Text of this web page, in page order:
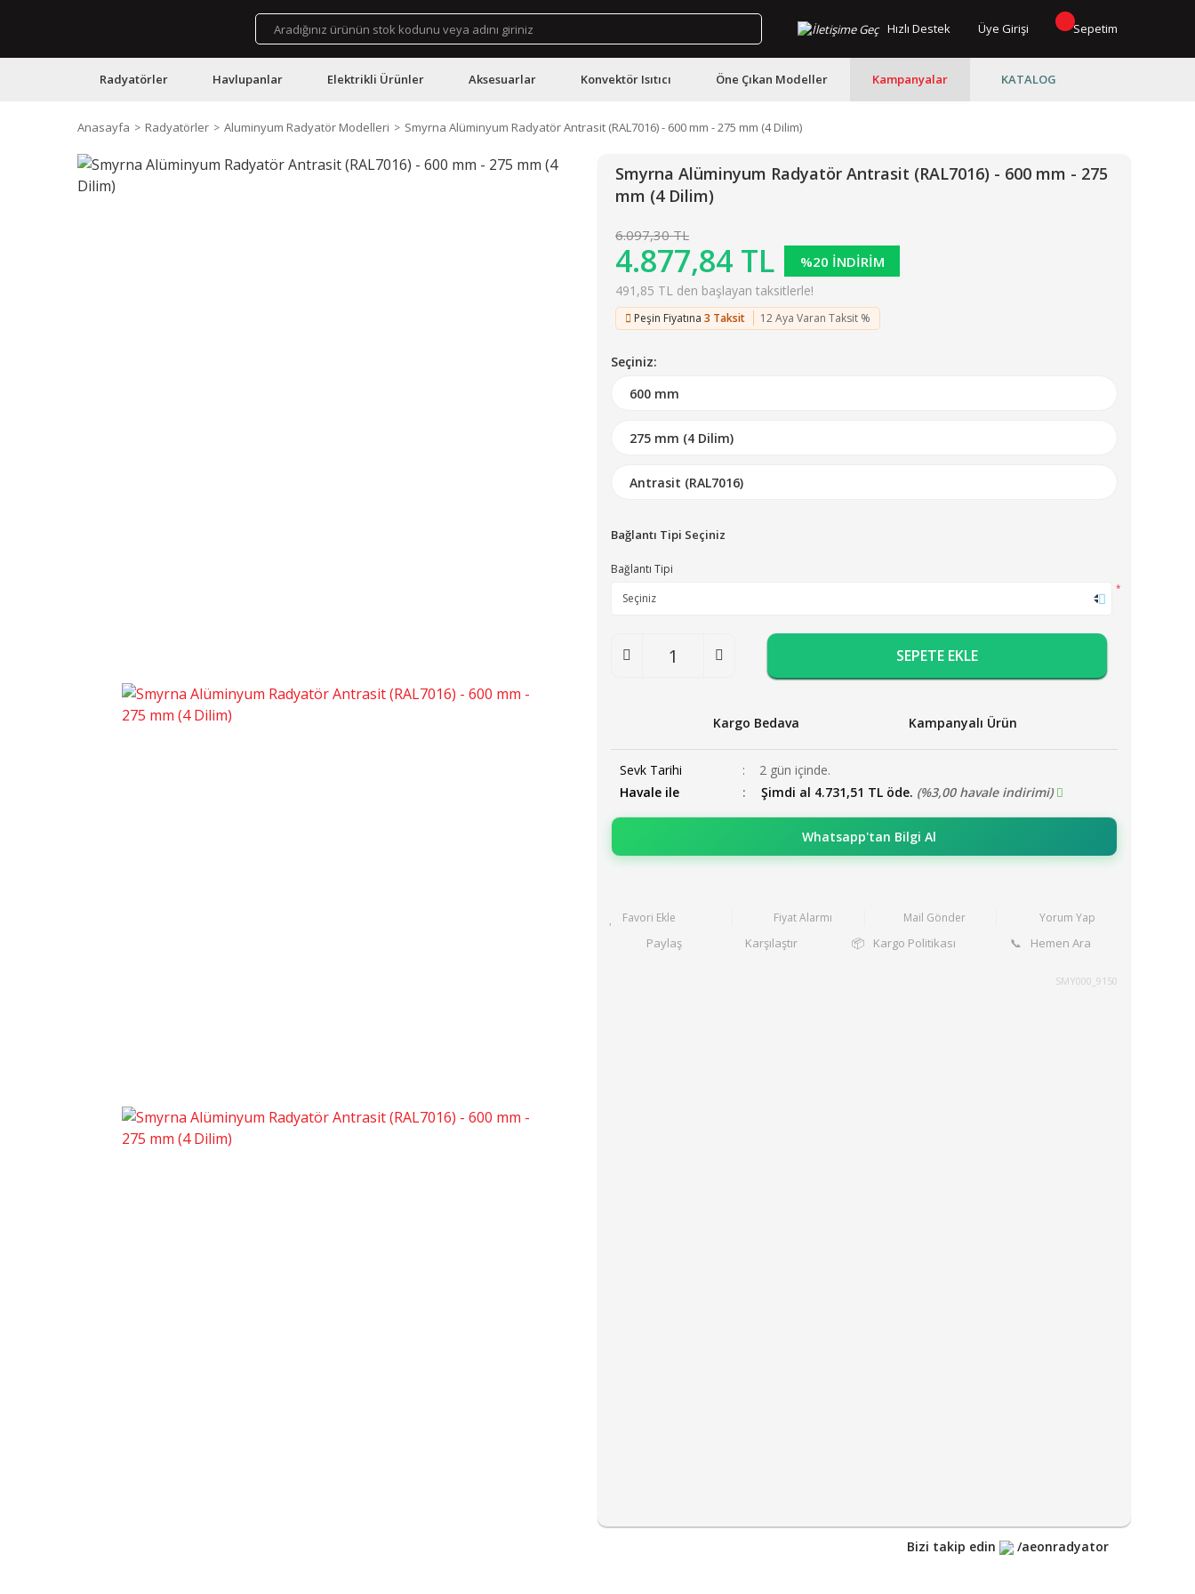
Hızlı Destek Üye Girişi Sepetim
Radyatörler Havlupanlar Elektrikli Ürünler Aksesuarlar Konvektör Isıtıcı Öne Çıkan Modeller Kampanyalar KATALOG
Anasayfa Radyatörler Aluminyum Radyatör Modelleri Smyrna Alüminyum Radyatör Antrasit (RAL7016) - 600 mm - 275 mm (4 Dilim)
Smyrna Alüminyum Radyatör Antrasit (RAL7016) - 600 mm - 275
mm (4 Dilim)
6.097,30 TL
4.877,84 TL %20 İNDİRİM
491,85 TL den başlayan taksitlerle!
Peşin Fiyatına 3 Taksit 12 Aya Varan Taksit %
Seçiniz:
Bağlantı Tipi Seçiniz
Bağlantı Tipi
*
SEPETE EKLE
Kargo Bedava Kampanyalı Ürün
Sevk Tarihi
2 gün içinde.
Havale ile
Şimdi al 4.731,51 TL öde. (%3,00 havale indirimi)
Whatsapp'tan Bilgi Al
Fiyat Alarmı Mail Gönder Yorum Yap
Paylaş Karşılaştır 📦 Kargo Politikası 📞 Hemen Ara
SMY000_9150
Bizi takip edin /aeonradyator